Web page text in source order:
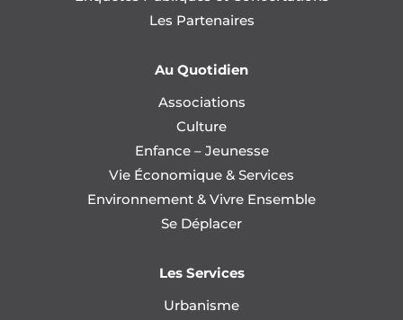
Les Partenaires
Au Quotidien
Associations
Culture
Enfance – Jeunesse
Vie Économique & Services
Environnement & Vivre Ensemble
Se Déplacer
Les Services
Urbanisme